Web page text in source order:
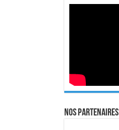
Nos Partenaires